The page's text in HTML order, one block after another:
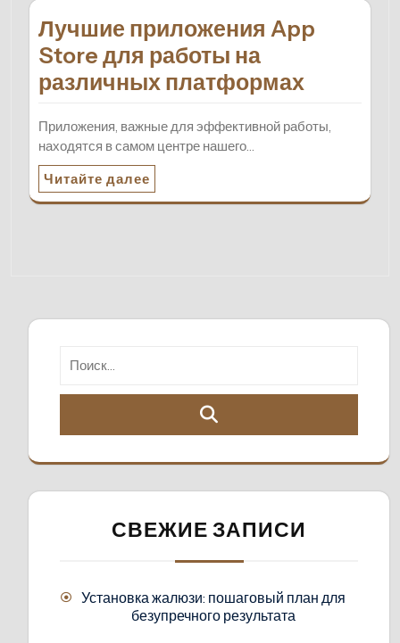
Лучшие приложения App
Store для работы на
различных платформах
Приложения, важные для эффективной работы,
находятся в самом центре нашего…
Читайте далее
СВЕЖИЕ ЗАПИСИ
Установка жалюзи: пошаговый план для
безупречного результата